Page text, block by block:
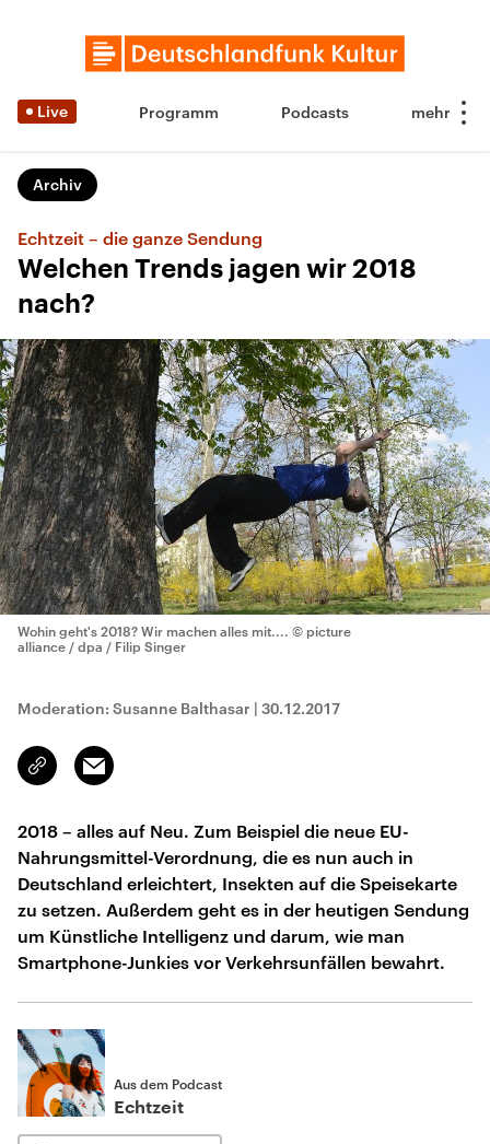
Live Programm Podcasts
Archiv
Echtzeit – die ganze Sendung
Welchen Trends jagen wir 2018
nach?
Wohin geht's 2018? Wir machen alles mit.... © picture
alliance / dpa / Filip Singer
Moderation: Susanne Balthasar | 30.12.2017
Link
kopieren/teilen
Email
2018 – alles auf Neu. Zum Beispiel die neue EU-
Nahrungsmittel-Verordnung, die es nun auch in
Deutschland erleichtert, Insekten auf die Speisekarte
zu setzen. Außerdem geht es in der heutigen Sendung
um Künstliche Intelligenz und darum, wie man
Smartphone-Junkies vor Verkehrsunfällen bewahrt.
Aus dem Podcast
Echtzeit